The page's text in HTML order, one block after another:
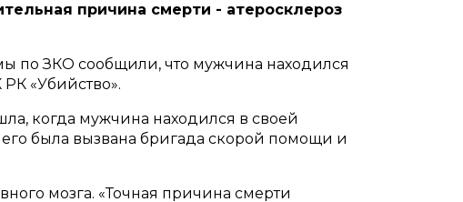
причина смерти - атеросклероз
по ЗКО сообщили, что мужчина находился
«Убийство».
когда мужчина находился в своей
была вызвана бригада скорой помощи и
мозга. «Точная причина смерти